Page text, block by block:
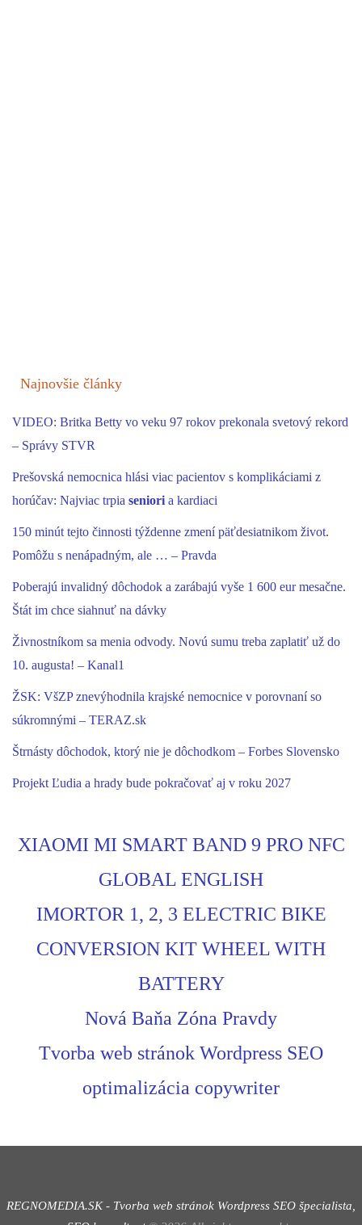
Najnovšie články
VIDEO: Britka Betty vo veku 97 rokov prekonala svetový rekord
– Správy STVR
Prešovská nemocnica hlási viac pacientov s komplikáciami z
horúčav: Najviac trpia senioria kardiaci
150 minút tejto činnosti týždenne zmení päťdesiatnikom život.
Pomôžu s nenápadným, ale … – Pravda
Poberajú invalidný dôchodok a zarábajú vyše 1 600 eur mesačne.
Štát im chce siahnuť na dávky
Živnostníkom sa menia odvody. Novú sumu treba zaplatiť už do
10. augusta! – Kanal1
ŽSK: VšZP znevýhodnila krajské nemocnice v porovnaní so
súkromnými – TERAZ.sk
Štrnásty dôchodok, ktorý nie je dôchodkom – Forbes Slovensko
Projekt Ľudia a hrady bude pokračovať aj v roku 2027
XIAOMI MI SMART BAND 9 PRO NFC
GLOBAL ENGLISH
IMORTOR 1, 2, 3 ELECTRIC BIKE
CONVERSION KIT WHEEL WITH
BATTERY
Nová Baňa Zóna Pravdy
Tvorba web stránok Wordpress SEO
optimalizácia copywriter
REGNOMEDIA.SK - Tvorba web stránok Wordpress SEO špecialista,